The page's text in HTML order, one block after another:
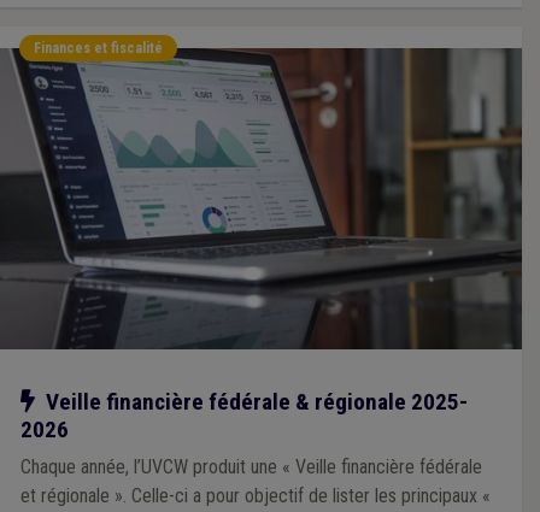
Finances et fiscalité
Notre action
Veille financière fédérale & régionale 2025-
2026
Chaque année, l’UVCW produit une « Veille financière fédérale
et régionale ». Celle-ci a pour objectif de lister les principaux «